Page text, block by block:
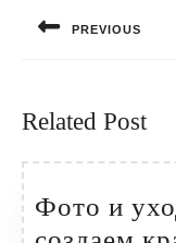
записям
PREVIOUS
Related Post
Фото и